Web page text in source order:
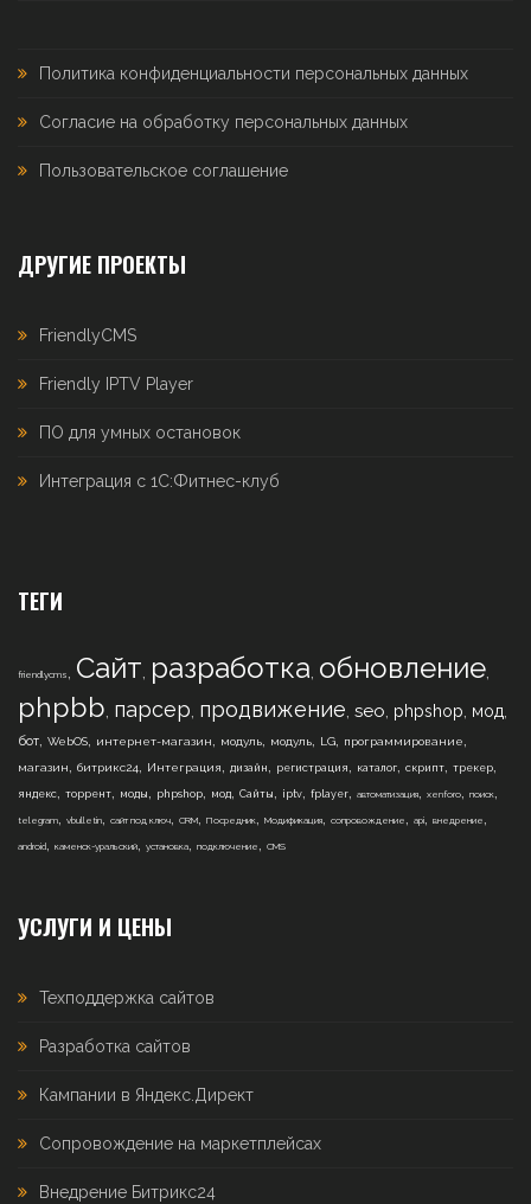
Политика конфиденциальности персональных данных
Согласие на обработку персональных данных
Пользовательское соглашение
ДРУГИЕ ПРОЕКТЫ
FriendlyCMS
Friendly IPTV Player
ПО для умных остановок
Интеграция с 1С:Фитнес-клуб
ТЕГИ
friendlycms , Сайт, разработка, обновление,
phpbb, парсер, продвижение, seo, phpshop, мод,
бот, WebOS, интернет-магазин, модуль, модуль, LG, программирование,
магазин, битрикс24, Интеграция, дизайн , регистрация , каталог, скрипт, трекер,
яндекс, торрент, моды , phpshop, мод, Сайты , iptv, fplayer, автоматизация, xenforo, поиск,
telegram, vbulletin, сайт под ключ, CRM, Посредник, Модификация, сопровождение , api, внедрение ,
android, каменск-уральский, установка, подключение , CMS
УСЛУГИ И ЦЕНЫ
Техподдержка сайтов
Разработка сайтов
Кампании в Яндекс.Директ
Сопровождение на маркетплейсах
Внедрение Битрикс24